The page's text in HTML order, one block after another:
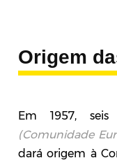
Origem
Em 1957,
(Comunidade
dará origem à